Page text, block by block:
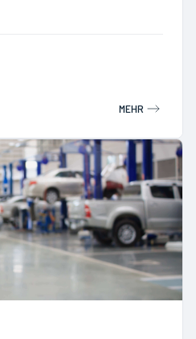
MEHR